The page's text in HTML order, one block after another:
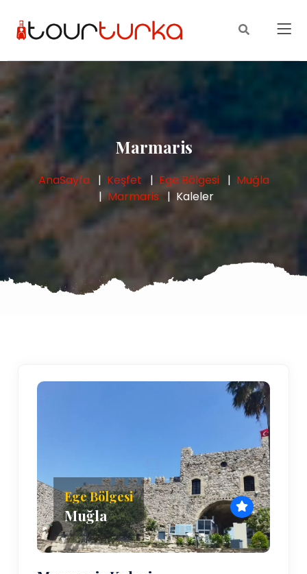
Marmaris
AnaSayfa Keşfet Ege Bölgesi
Muğla
Marmaris
Kaleler
Ege Bölgesi
Muğla